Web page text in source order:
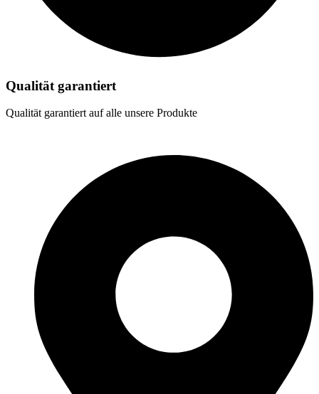
Qualität garantiert
Qualität garantiert auf alle unsere Produkte